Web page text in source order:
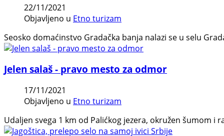
22/11/2021
Objavljeno u Etno turizam
Seosko domaćinstvo Gradačka banja nalazi se u selu
Jelen salaš - pravo mesto za odmor
17/11/2021
Objavljeno u Etno turizam
Udaljen svega 1 km od Palićkog jezera, okružen šumom i